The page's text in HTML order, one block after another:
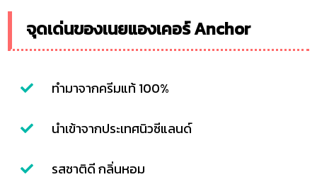
จุดเด่นของเนยแองเคอร์ Anchor
ทำมาจากครีมแท้ 100%
นำเข้าจากประเทศนิวซีแลนด์
รสชาติดี กลิ่นหอม